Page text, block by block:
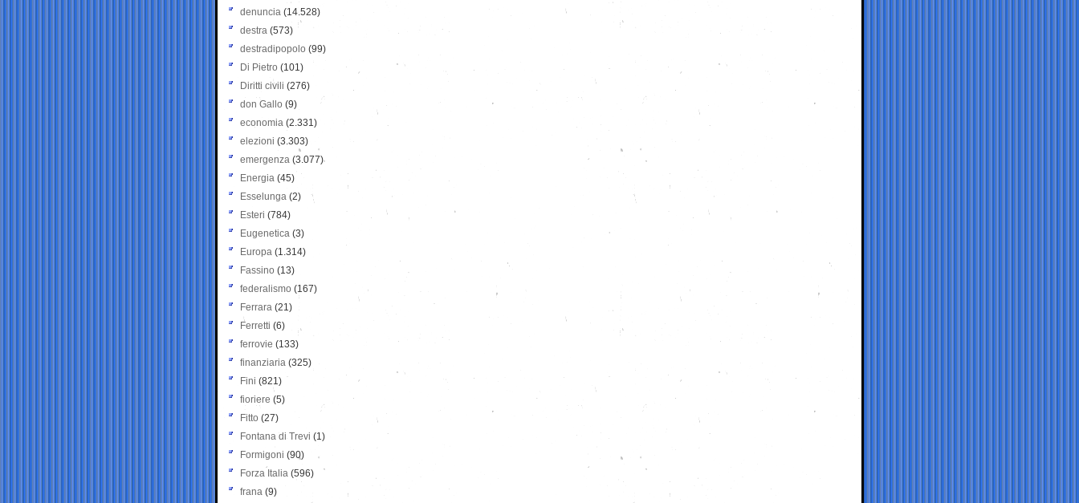
denuncia (14.528)
destra (573)
destradipopolo (99)
Di Pietro (101)
Diritti civili (276)
don Gallo (9)
economia (2.331)
elezioni (3.303)
emergenza (3.077)
Energia (45)
Esselunga (2)
Esteri (784)
Eugenetica (3)
Europa (1.314)
Fassino (13)
federalismo (167)
Ferrara (21)
Ferretti (6)
ferrovie (133)
finanziaria (325)
Fini (821)
fioriere (5)
Fitto (27)
Fontana di Trevi (1)
Formigoni (90)
Forza Italia (596)
frana (9)